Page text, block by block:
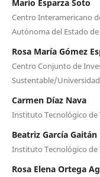
Mario Esparza Soto
Centro Interamericano
Autónoma del Estado
Rosa María Gómez
Centro Conjunto de
Sustentable/
Carmen Díaz Nava
Instituto Tecnológico de
Beatriz García Gaitán
Instituto Tecnológico de
Rosa Elena Ortega